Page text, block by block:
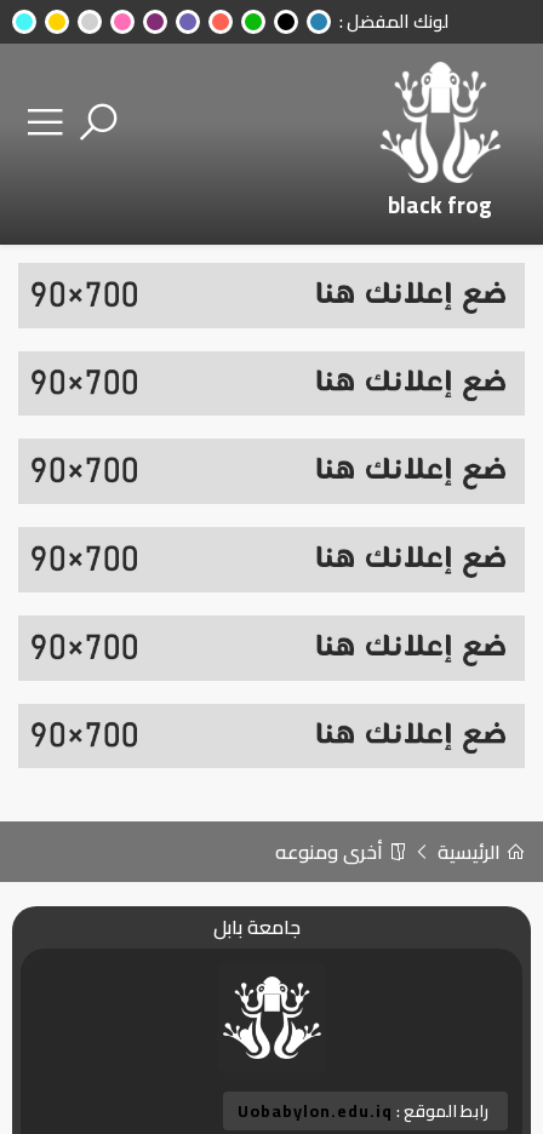
لونك المفضل :
black frog
الرئيسية أخرى ومنوعه
جامعة بابل
رابط الموقع :Uobabylon.edu.iq